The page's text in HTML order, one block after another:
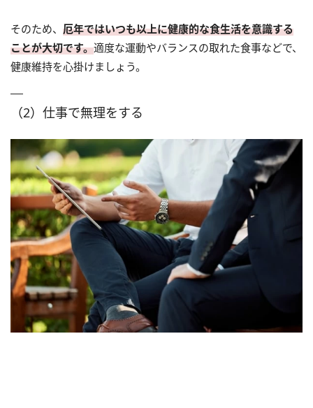
そのため、 厄年ではいつも以上に健康的な食生活を意識する
ことが大切です。適度な運動やバランスの取れた食事などで、
健康維持を心掛けましょう。
（2）仕事で無理をする